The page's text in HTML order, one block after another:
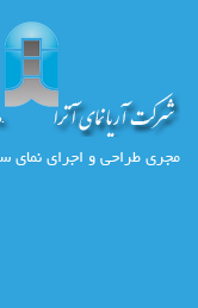
مجری طراحی و اجرای نمای